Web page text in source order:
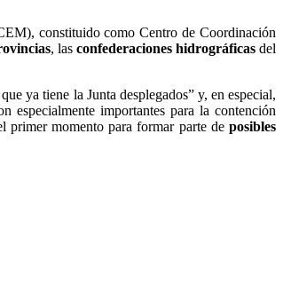
constituido como Centro de Coordinación
, las confederaciones hidrográficas del
ya tiene la Junta desplegados” y, en especial,
especialmente importantes para la contención
primer momento para formar parte de posibles